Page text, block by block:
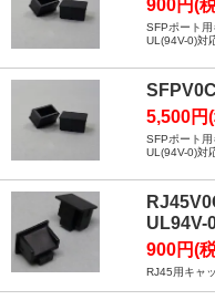
900円(
SFPポート用
UL(94V-0)対
5,500円
SFPポート用
UL(94V-0)対
UL94V-
900円(
RJ45用キャ